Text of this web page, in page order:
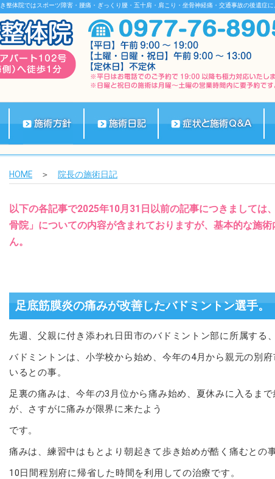
整体院ではスポーツ障害・腰痛・ぎっくり腰・五十肩・肩こり・坐骨神経痛・交通事故の後遺症
HOME ＞ 院長の施術日記
以下の各記事で2025年10月31日以前の記事につきましては
骨院」についての内容が含まれておりますが、基本的な施
ん。
足底筋膜炎の痛みが改善したバドミントン選手。
先週、父親に付き添われ日田市のバドミントン部に所属する
バドミントンは、小学校から始め、今年の4月から親元の別
いるとの事。
足裏の痛みは、今年の3月位から痛み始め、夏休みに入るま
が、さすがに痛みが限界に来たよう
です。
痛みは、練習中はもとより朝起きて歩き始めが酷く痛むとの事
10日間程別府に帰省した時間を利用しての治療です。